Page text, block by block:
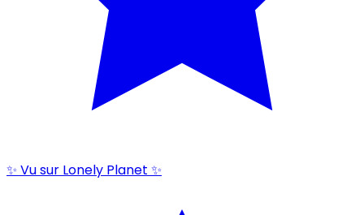
✨ Vu sur Lonely Planet ✨